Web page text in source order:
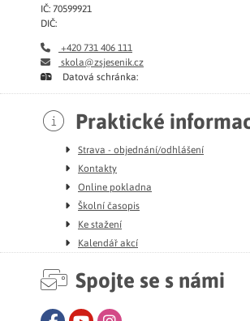
IČ: 70599921
DIČ:
+420 731 406 111
skola@zsjesenik.cz
Datová schránka:
Praktické
Strava - objednání/odhlášení
Kontakty
Online pokladna
Školní časopis
Ke stažení
Kalendář akcí
Spojte se s námi